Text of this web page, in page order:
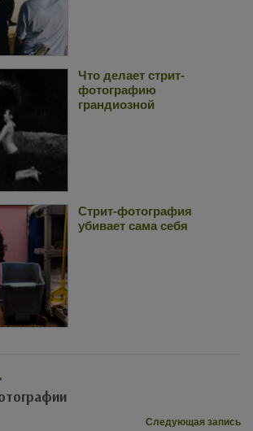
Что делает стрит-
фотографию
грандиозной
Стрит-фотография
убивает сама себя
Следующая запись